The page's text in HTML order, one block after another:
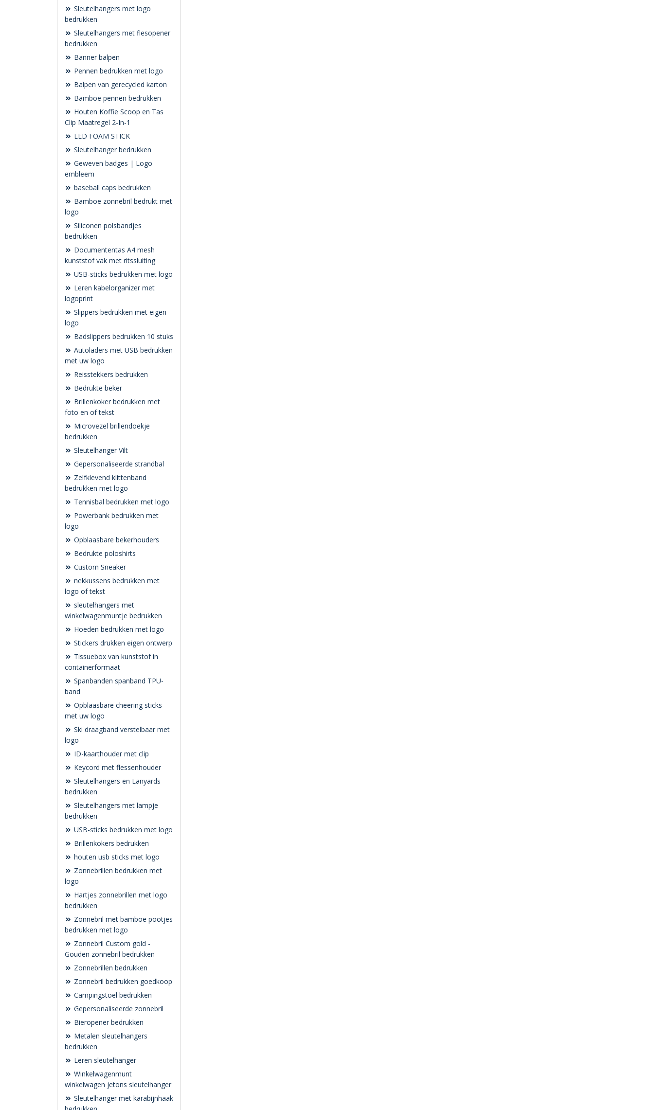
Sleutelhangers met logo
bedrukken
Sleutelhangers met flesopener
bedrukken
Banner balpen
Pennen bedrukken met logo
Balpen van gerecycled karton
Bamboe pennen bedrukken
Houten Koffie Scoop en Tas
Clip Maatregel 2-In-1
LED FOAM STICK
Sleutelhanger bedrukken
Geweven badges | Logo
embleem
baseball caps bedrukken
Bamboe zonnebril bedrukt met
logo
Siliconen polsbandjes
bedrukken
Documententas A4 mesh
kunststof vak met ritssluiting
USB-sticks bedrukken met logo
Leren kabelorganizer met
logoprint
Slippers bedrukken met eigen
logo
Badslippers bedrukken 10 stuks
Autoladers met USB bedrukken
met uw logo
Reisstekkers bedrukken
Bedrukte beker
Brillenkoker bedrukken met
foto en of tekst
Microvezel brillendoekje
bedrukken
Sleutelhanger Vilt
Gepersonaliseerde strandbal
Zelfklevend klittenband
bedrukken met logo
Tennisbal bedrukken met logo
Powerbank bedrukken met
logo
Opblaasbare bekerhouders
Bedrukte poloshirts
Custom Sneaker
nekkussens bedrukken met
logo of tekst
sleutelhangers met
winkelwagenmuntje bedrukken
Hoeden bedrukken met logo
Stickers drukken eigen ontwerp
Tissuebox van kunststof in
containerformaat
Spanbanden spanband TPU-
band
Opblaasbare cheering sticks
met uw logo
Ski draagband verstelbaar met
logo
ID-kaarthouder met clip
Keycord met flessenhouder
Sleutelhangers en Lanyards
bedrukken
Sleutelhangers met lampje
bedrukken
USB-sticks bedrukken met logo
Brillenkokers bedrukken
houten usb sticks met logo
Zonnebrillen bedrukken met
logo
Hartjes zonnebrillen met logo
bedrukken
Zonnebril met bamboe pootjes
bedrukken met logo
Zonnebril Custom gold -
Gouden zonnebril bedrukken
Zonnebrillen bedrukken
Zonnebril bedrukken goedkoop
Campingstoel bedrukken
Gepersonaliseerde zonnebril
Bieropener bedrukken
Metalen sleutelhangers
bedrukken
Leren sleutelhanger
Winkelwagenmunt
winkelwagen jetons sleutelhanger
Sleutelhanger met karabijnhaak